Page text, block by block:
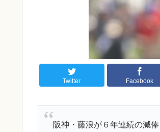
Twitter Facebook
阪神・藤浪が６年連続の減